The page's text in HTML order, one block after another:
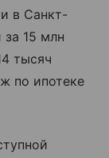
в Санкт-
за 15 млн
тысяч
по ипотеке